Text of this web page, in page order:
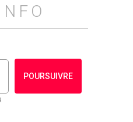
POURSUIVRE